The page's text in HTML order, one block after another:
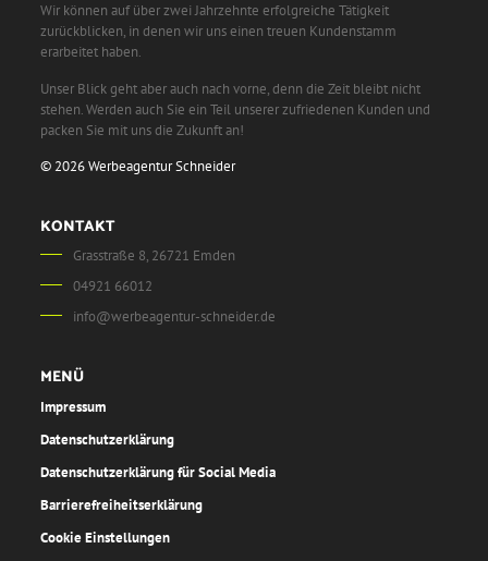
Wir können auf über zwei Jahrzehnte erfolgreiche Tätigkeit
zurückblicken, in denen wir uns einen treuen Kundenstamm
erarbeitet haben.
Unser Blick geht aber auch nach vorne, denn die Zeit bleibt nicht
stehen. Werden auch Sie ein Teil unserer zufriedenen Kunden und
packen Sie mit uns die Zukunft an!
© 2026 Werbeagentur Schneider
KONTAKT
Grasstraße 8, 26721 Emden
04921 66012
info@werbeagentur-schneider.de
MENÜ
Impressum
Datenschutzerklärung
Datenschutzerklärung für Social Media
Barrierefreiheitserklärung
Cookie Einstellungen